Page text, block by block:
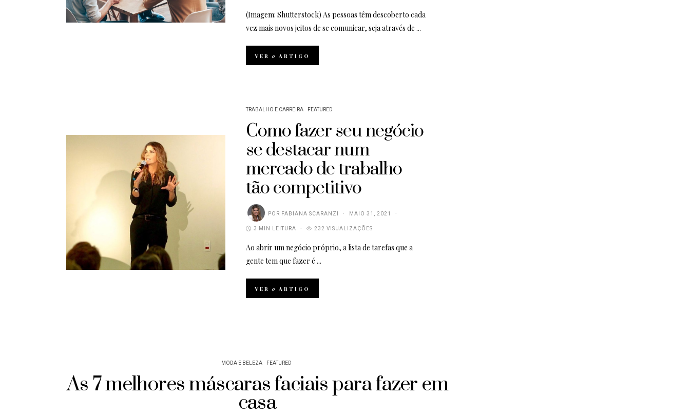
(Imagem: Shutterstock) As pessoas têm descoberto cada
vez mais novos jeitos de se comunicar, seja através de ...
VERo ARTIGO
TRABALHO E CARREIRA FEATURED
Como fazer seu negócio
se destacar num
mercado de trabalho
tão competitivo
POR FABIANA SCARANZI MAIO 31, 2021
3 MIN LEITURA 232 VISUALIZAÇÕES
Ao abrir um negócio próprio, a lista de tarefas que a
gente tem que fazer é ...
VERo ARTIGO
MODA E BELEZA FEATURED
As 7 melhores máscaras faciais para fazer em
casa